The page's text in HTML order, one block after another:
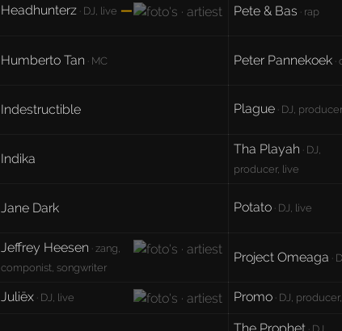
Headhunterz · DJ, live — Pete & Bas · rap
Humberto Tan · MC Peter Pannekoek
Indestructible Plague · DJ,
Indika
Tha Playah · DJ,
producer, live
Jane Dark Potato · DJ, live
Jeffrey Heesen · zang,
componist, songwriter
Project Omeaga ·
Juliëx · DJ, live Promo · DJ,